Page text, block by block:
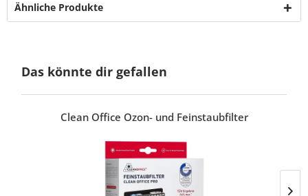
Ähnliche Produkte
Das könnte dir gefallen
Clean Office Ozon- und Feinstaubfilter